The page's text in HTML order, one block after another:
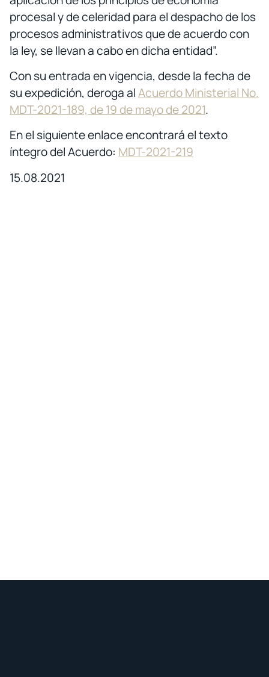
procesal y de celeridad para el despacho de los
procesos administrativos que de acuerdo con
la ley, se llevan a cabo en dicha entidad”.
Con su entrada en vigencia, desde la fecha de
su expedición, deroga alAcuerdo Ministerial No.
MDT-2021-189, de 19 de mayo de 2021.
En el siguiente enlace encontrará el texto
íntegro del Acuerdo: MDT-2021-219
15.08.2021